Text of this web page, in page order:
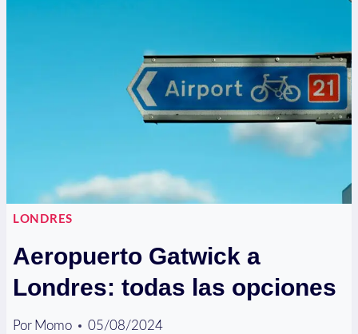
LONDRES
Aeropuerto Gatwick a
Londres: todas las opciones
Por Momo 05/08/2024